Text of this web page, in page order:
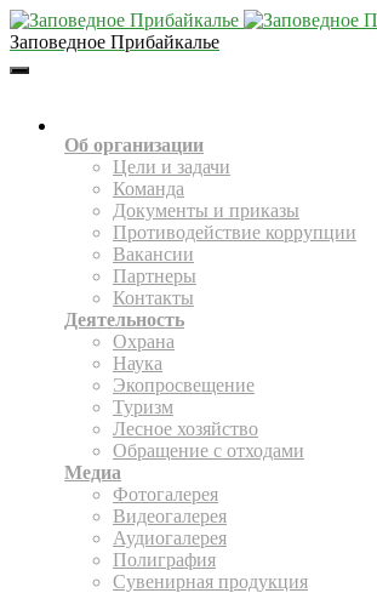
Заповедное Прибайкалье
Toggle
Об организации
Цели и задачи
Команда
Документы и приказы
Противодействие коррупции
Вакансии
Партнеры
Контакты
Деятельность
Охрана
Наука
Экопросвещение
Туризм
Лесное хозяйство
Обращение с отходами
Медиа
Фотогалерея
Видеогалерея
Аудиогалерея
Полиграфия
Сувенирная продукция